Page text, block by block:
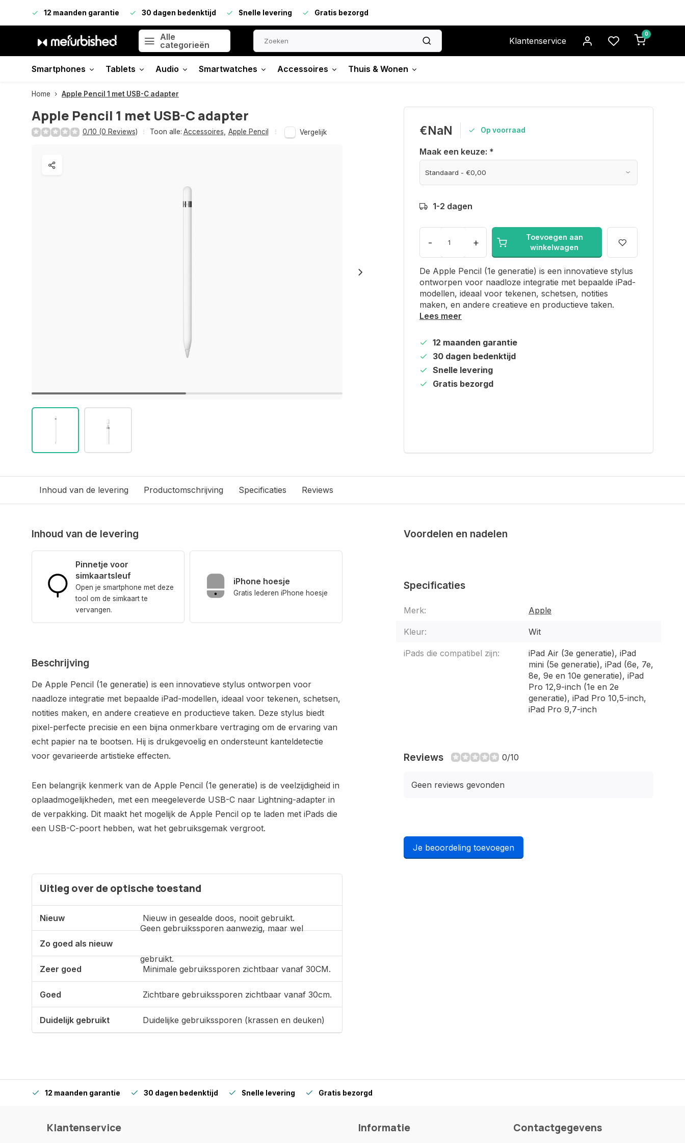
12 maanden garantie 30 dagen bedenktijd Snelle levering Gratis bezorgd
Alle
categorieën
Klantenservice
0
Smartphones Tablets Audio Smartwatches Accessoires Thuis & Wonen
Home Apple Pencil 1 met USB-C adapter
Apple Pencil 1 met USB-C adapter
0/10 (0 Reviews) Toon alle: Accessoires Apple Pencil Vergelijk €NaN Op voorraad
Maak een keuze: *
1-2 dagen
- +
Toevoegen aan
winkelwagen
De Apple Pencil (1e generatie) is een innovatieve stylus
ontworpen voor naadloze integratie met bepaalde iPad-
modellen, ideaal voor tekenen, schetsen, notities
maken, en andere creatieve en productieve taken.
Lees meer
12 maanden garantie
30 dagen bedenktijd
Snelle levering
Gratis bezorgd
Inhoud van de levering Productomschrijving Specificaties Reviews
Inhoud van de levering
Pinnetje voor
simkaartsleuf
Open je smartphone met deze
tool om de simkaart te
vervangen.
iPhone hoesje
Gratis lederen iPhone hoesje
Beschrijving
De Apple Pencil (1e generatie) is een innovatieve stylus ontworpen voor
naadloze integratie met bepaalde iPad-modellen, ideaal voor tekenen, schetsen,
notities maken, en andere creatieve en productieve taken. Deze stylus biedt
pixel-perfecte precisie en een bijna onmerkbare vertraging om de ervaring van
echt papier na te bootsen. Hij is drukgevoelig en ondersteunt kanteldetectie
voor gevarieerde artistieke effecten.
Een belangrijk kenmerk van de Apple Pencil (1e generatie) is de veelzijdigheid in
oplaadmogelijkheden, met een meegeleverde USB-C naar Lightning-adapter in
de verpakking. Dit maakt het mogelijk de Apple Pencil op te laden met iPads die
een USB-C-poort hebben, wat het gebruiksgemak vergroot.
Uitleg over de optische toestand
Nieuw Nieuw in gesealde doos, nooit gebruikt.
Zo goed als nieuw
Geen gebruikssporen aanwezig, maar wel
gebruikt.
Zeer goed
Minimale gebruikssporen zichtbaar vanaf 30CM.
Goed Zichtbare gebruikssporen zichtbaar vanaf 30cm.
Duidelijk gebruikt Duidelijke gebruikssporen (krassen en deuken)
Voordelen en nadelen
Specificaties
Merk: Apple
Kleur: Wit
iPads die compatibel zijn:
iPad Air (3e generatie), iPad
mini (5e generatie), iPad (6e, 7e,
8e, 9e en 10e generatie), iPad
Pro 12,9-inch (1e en 2e
generatie), iPad Pro 10,5-inch,
iPad Pro 9,7-inch
Reviews 0/10
Geen reviews gevonden
Je beoordeling toevoegen
12 maanden garantie 30 dagen bedenktijd Snelle levering Gratis bezorgd
Klantenservice Informatie Contactgegevens